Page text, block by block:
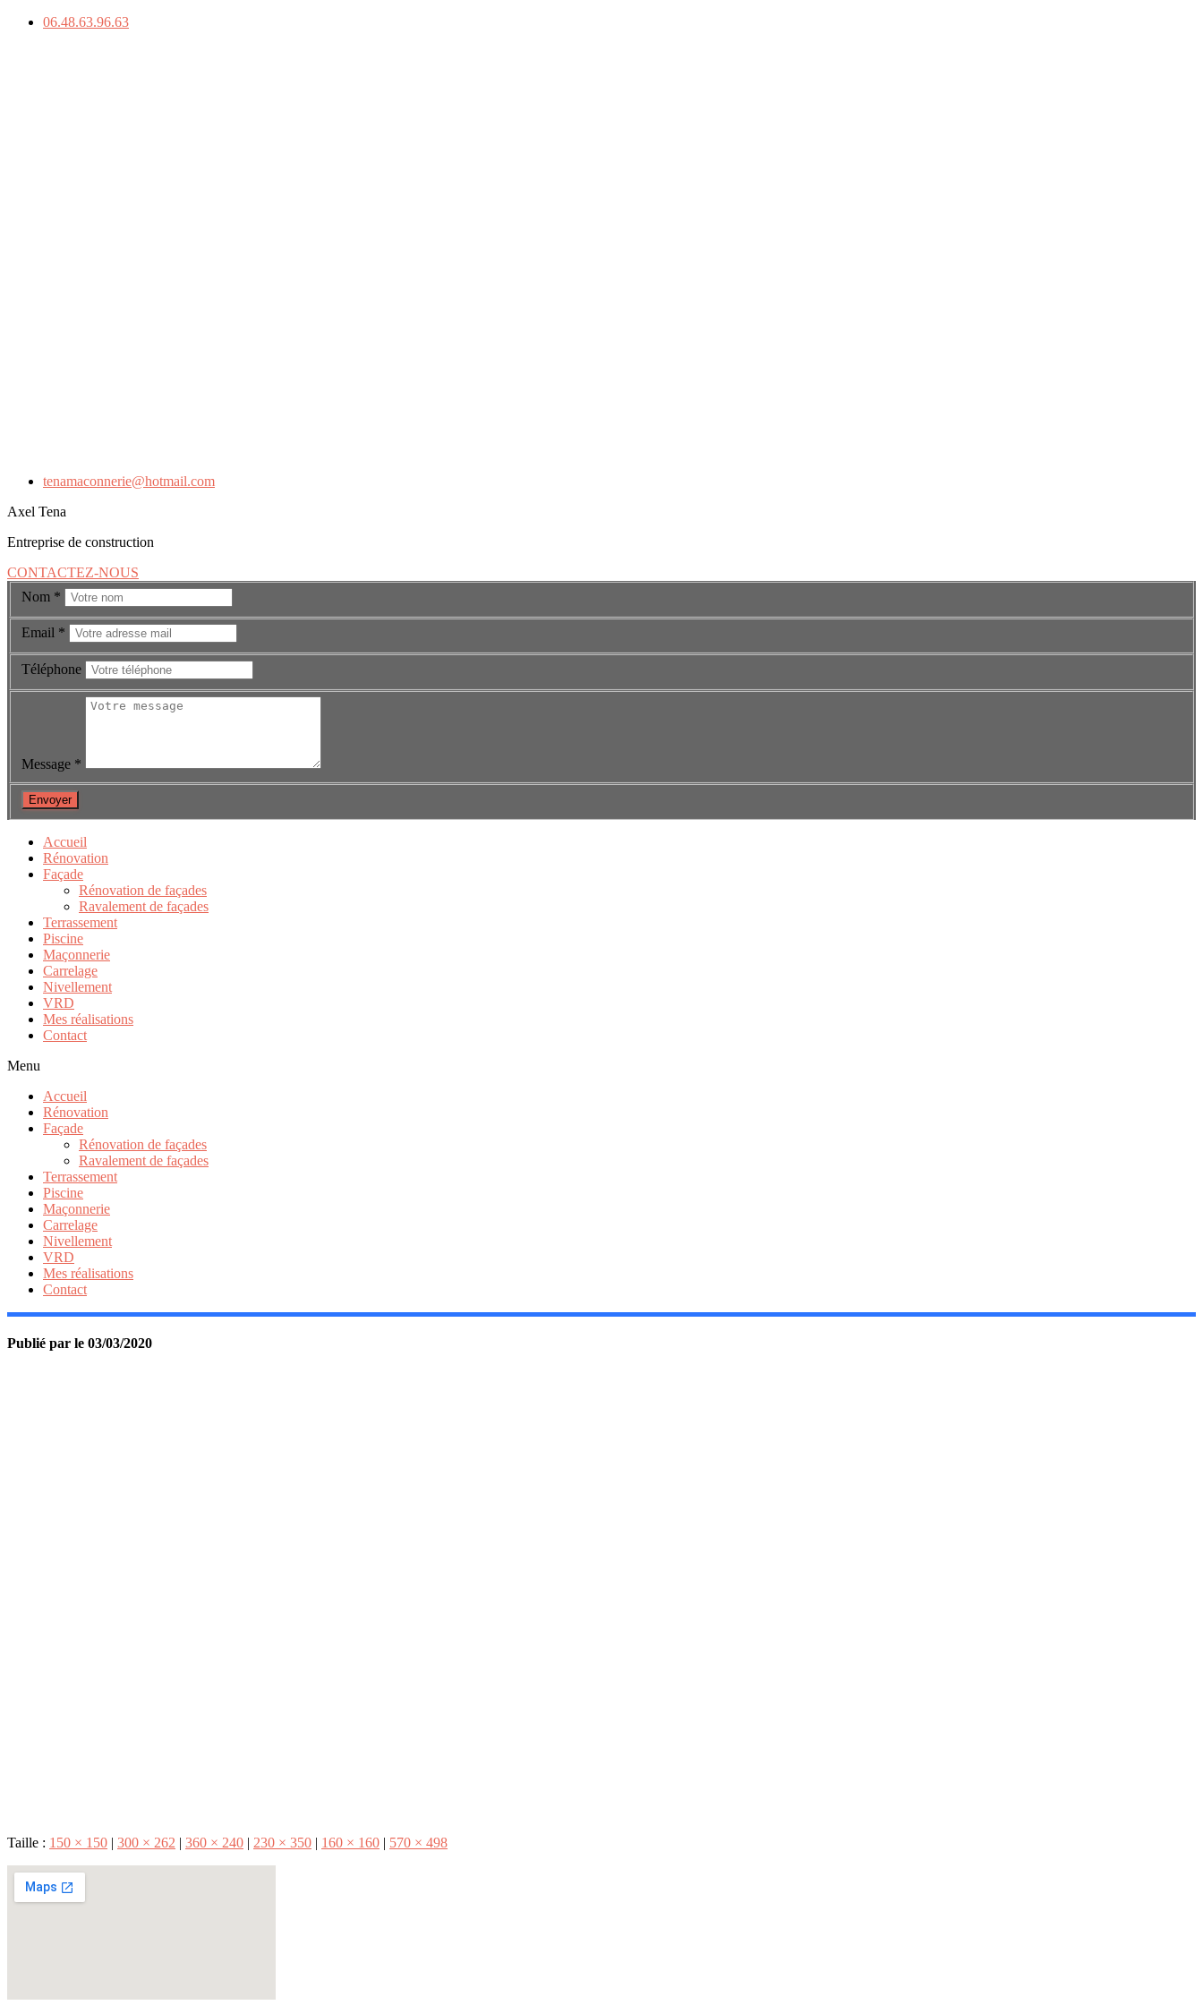
06.48.63.96.63
tenamaconnerie@hotmail.com
Axel Tena
Entreprise de construction
CONTACTEZ-NOUS
Nom *
Email *
Téléphone
Message *
Envoyer
Accueil
Rénovation
Façade
Rénovation de façades
Ravalement de façades
Terrassement
Piscine
Maçonnerie
Carrelage
Nivellement
VRD
Mes réalisations
Contact
Menu
Accueil
Rénovation
Façade
Rénovation de façades
Ravalement de façades
Terrassement
Piscine
Maçonnerie
Carrelage
Nivellement
VRD
Mes réalisations
Contact
Publié par le 03/03/2020
Taille : 150 × 150 | 300 × 262 | 360 × 240 | 230 × 350 | 160 × 160 | 570 × 498